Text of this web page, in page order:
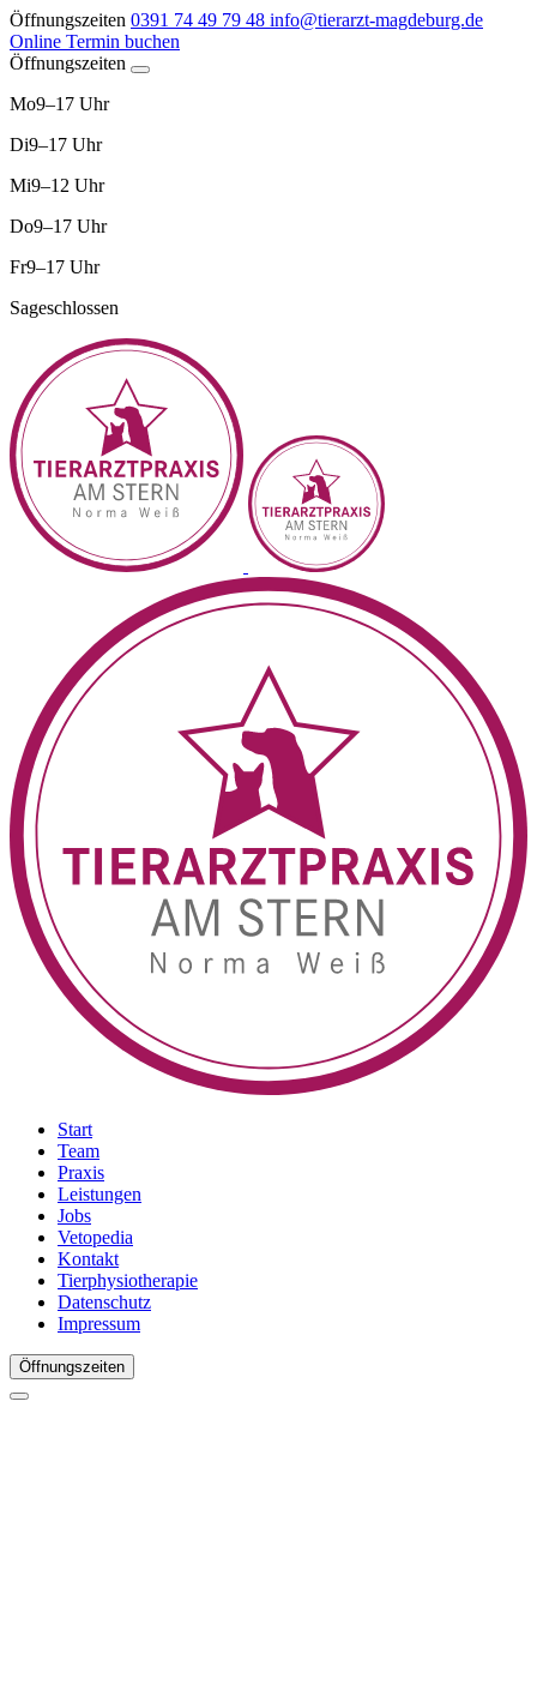
Öffnungszeiten 0391 74 49 79 48 info@tierarzt-magdeburg.de
Online Termin buchen
Öffnungszeiten
Mo9–17 Uhr
Di9–17 Uhr
Mi9–12 Uhr
Do9–17 Uhr
Fr9–17 Uhr
Sageschlossen
Start
Team
Praxis
Leistungen
Jobs
Vetopedia
Kontakt
Tierphysiotherapie
Datenschutz
Impressum
Öffnungszeiten